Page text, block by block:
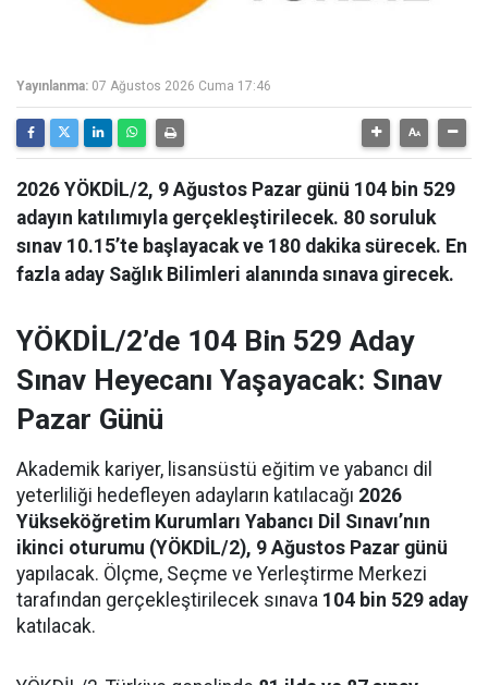
Yayınlanma: 07 Ağustos 2026 Cuma 17:46
2026 YÖKDİL/2, 9 Ağustos Pazar günü 104 bin 529
adayın katılımıyla gerçekleştirilecek. 80 soruluk
sınav 10.15’te başlayacak ve 180 dakika sürecek. En
fazla aday Sağlık Bilimleri alanında sınava girecek.
YÖKDİL/2’de 104 Bin 529 Aday
Sınav Heyecanı Yaşayacak: Sınav
Pazar Günü
Akademik kariyer, lisansüstü eğitim ve yabancı dil
yeterliliği hedefleyen adayların katılacağı 2026
Yükseköğretim Kurumları Yabancı Dil Sınavı’nın
ikinci oturumu (YÖKDİL/2), 9 Ağustos Pazar günü
yapılacak. Ölçme, Seçme ve Yerleştirme Merkezi
tarafından gerçekleştirilecek sınava 104 bin 529 aday
katılacak.